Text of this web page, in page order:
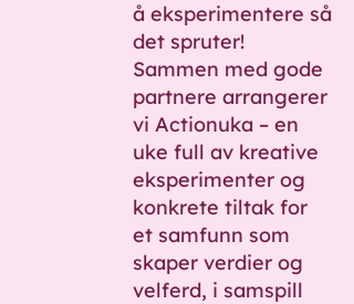
å eksperimentere så
det spruter!​
Sammen med gode
partnere arrangerer
vi Actionuka – en
uke full av kreative
eksperimenter og
konkrete tiltak for
et samfunn som
skaper verdier og
velferd, i samspill